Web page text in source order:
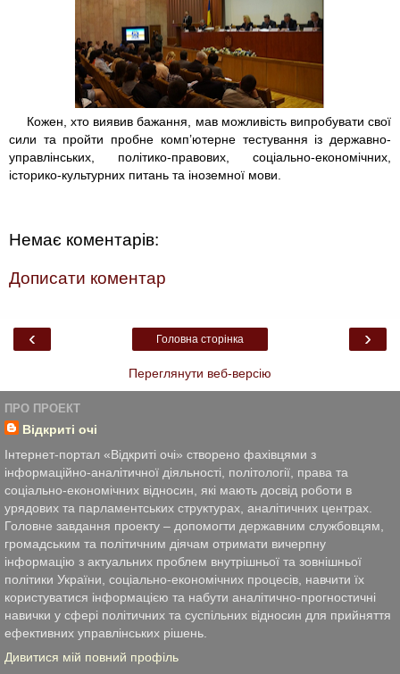
Кожен, хто виявив бажання, мав можливість випробувати свої
сили та пройти пробне комп’ютерне тестування із державно-
управлінських, політико-правових, соціально-економічних,
історико-культурних питань та іноземної мови.
Немає коментарів:
Дописати коментар
‹ ›
Головна сторінка
Переглянути веб-версію
ПРО ПРОЕКТ
Відкриті очі
Інтернет-портал «Відкриті очі» створено фахівцями з
інформаційно-аналітичної діяльності, політології, права та
соціально-економічних відносин, які мають досвід роботи в
урядових та парламентських структурах, аналітичних центрах.
Головне завдання проекту – допомогти державним службовцям,
громадським та політичним діячам отримати вичерпну
інформацію з актуальних проблем внутрішньої та зовнішньої
політики України, соціально-економічних процесів, навчити їх
користуватися інформацією та набути аналітично-прогностичні
навички у сфері політичних та суспільних відносин для прийняття
ефективних управлінських рішень.
Дивитися мій повний профіль